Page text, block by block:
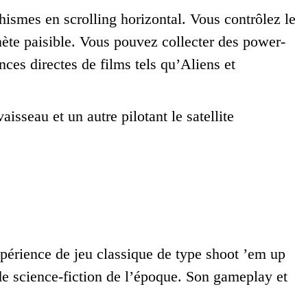
en scrolling horizontal. Vous contrôlez
paisible. Vous pouvez collecter des power-
directes de films tels qu’Aliens et
et un autre pilotant le satellite
de jeu classique de type shoot ’em up
science-fiction de l’époque. Son gameplay et